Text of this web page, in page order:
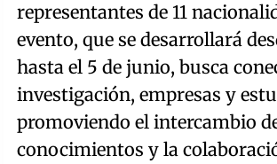
representantes de 11
evento, que se desarrollará
hasta el 5 de junio, busca
investigación, empresas y
promoviendo el intercambio
conocimientos y la